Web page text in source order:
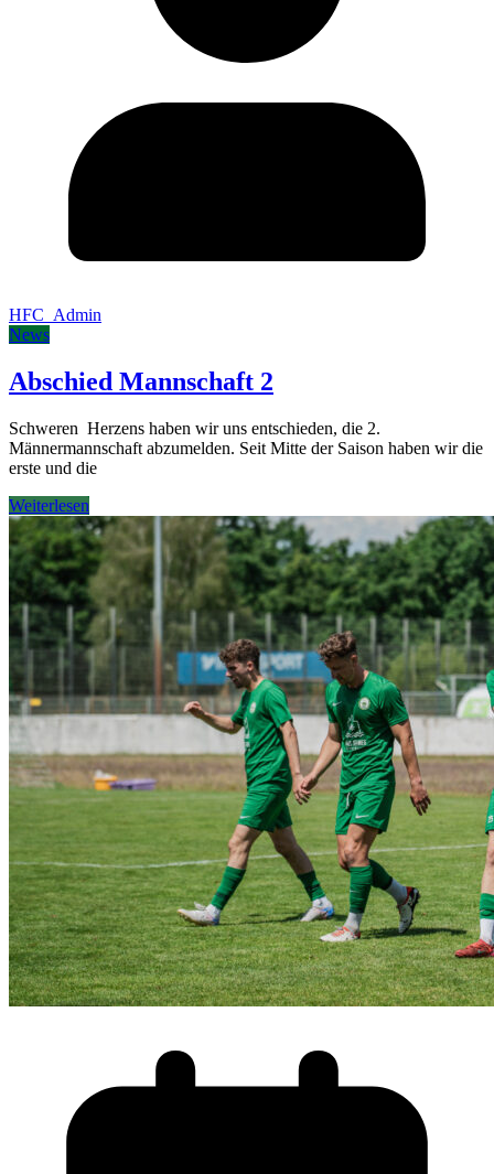
HFC_Admin
News
Abschied Mannschaft 2
Schweren Herzens haben wir uns entschieden, die 2.
Männermannschaft abzumelden. Seit Mitte der Saison haben wir die
erste und die
Weiterlesen